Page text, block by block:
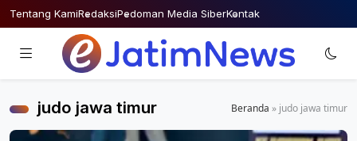
Skip
to
Tentang KamiRedaksiPedoman Media SiberKontak
judo jawa timur Beranda » judo jawa timur